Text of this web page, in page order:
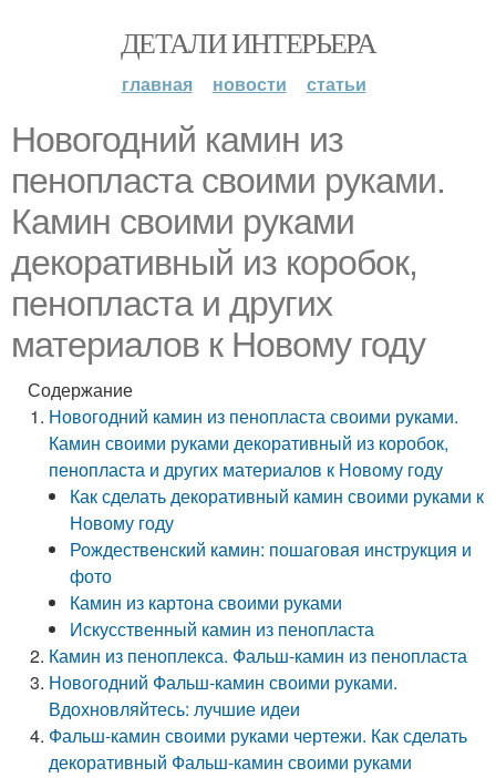
ДЕТАЛИ ИНТЕРЬЕРА
главная новости статьи
Новогодний камин из
пенопласта своими руками.
Камин своими руками
декоративный из коробок,
пенопласта и других
материалов к Новому году
Содержание
Новогодний камин из пенопласта своими руками.
Камин своими руками декоративный из коробок,
пенопласта и других материалов к Новому году
Как сделать декоративный камин своими руками к
Новому году
Рождественский камин: пошаговая инструкция и
фото
Камин из картона своими руками
Искусственный камин из пенопласта
Камин из пеноплекса. Фальш-камин из пенопласта
Новогодний Фальш-камин своими руками.
Вдохновляйтесь: лучшие идеи
Фальш-камин своими руками чертежи. Как сделать
декоративный Фальш-камин своими руками